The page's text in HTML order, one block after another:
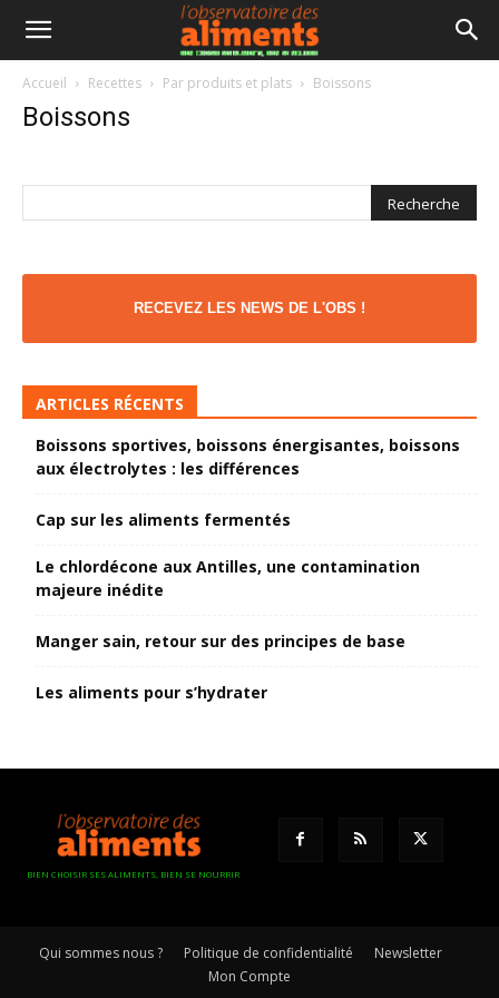
Accueil Recettes Par produits et plats Boissons
Boissons
RECEVEZ LES NEWS DE L'OBS !
ARTICLES RÉCENTS
Boissons sportives, boissons énergisantes, boissons
aux électrolytes : les différences
Cap sur les aliments fermentés
Le chlordécone aux Antilles, une contamination
majeure inédite
Manger sain, retour sur des principes de base
Les aliments pour s’hydrater
BIEN CHOISIR SES ALIMENTS, BIEN SE NOURRIR
Qui sommes nous ? Politique de confidentialité
Newsletter
Mon Compte